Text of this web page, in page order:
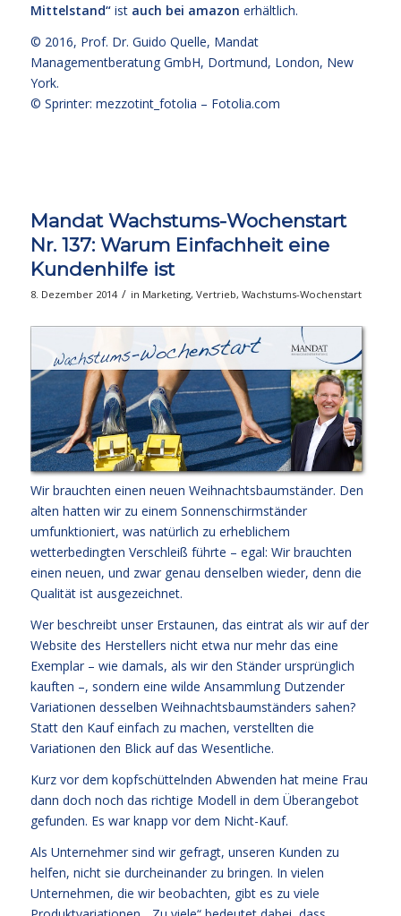
Mittelstand“ist auch bei amazon erhältlich.
© 2016, Prof. Dr. Guido Quelle, Mandat
Managementberatung GmbH, Dortmund, London, New
York.
© Sprinter: mezzotint_fotolia – Fotolia.com
Mandat Wachstums-Wochenstart
Nr. 137: Warum Einfachheit eine
Kundenhilfe ist
8. Dezember 2014 / in Marketing, Vertrieb, Wachstums-Wochenstart
Wir brauchten einen neuen Weihnachtsbaumständer. Den
alten hatten wir zu einem Sonnenschirmständer
umfunktioniert, was natürlich zu erheblichem
wetterbedingten Verschleiß führte – egal: Wir brauchten
einen neuen, und zwar genau denselben wieder, denn die
Qualität ist ausgezeichnet.
Wer beschreibt unser Erstaunen, das eintrat als wir auf der
Website des Herstellers nicht etwa nur mehr das eine
Exemplar – wie damals, als wir den Ständer ursprünglich
kauften –, sondern eine wilde Ansammlung Dutzender
Variationen desselben Weihnachtsbaumständers sahen?
Statt den Kauf einfach zu machen, verstellten die
Variationen den Blick auf das Wesentliche.
Kurz vor dem kopfschüttelnden Abwenden hat meine Frau
dann doch noch das richtige Modell in dem Überangebot
gefunden. Es war knapp vor dem Nicht-Kauf.
Als Unternehmer sind wir gefragt, unseren Kunden zu
helfen, nicht sie durcheinander zu bringen. In vielen
Unternehmen, die wir beobachten, gibt es zu viele